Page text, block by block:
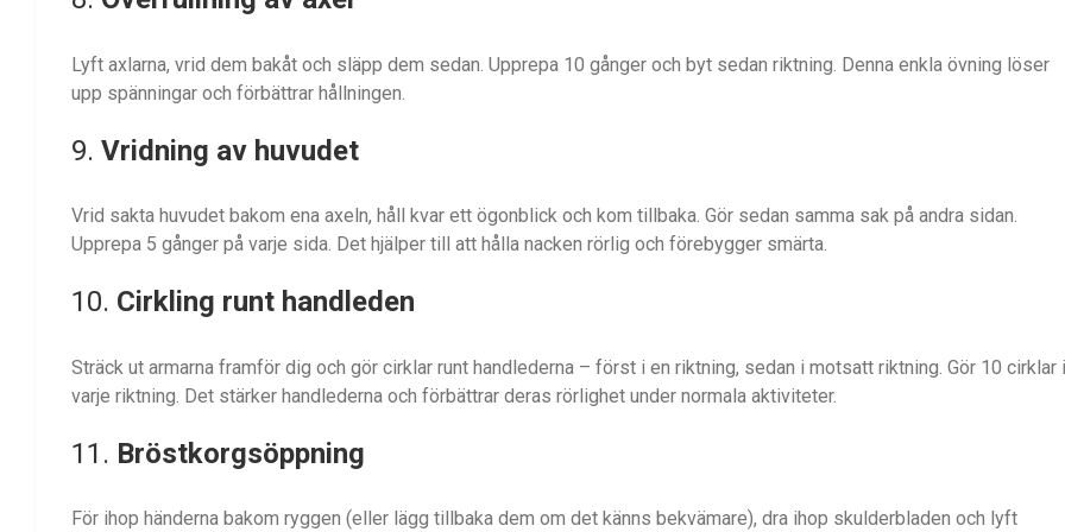
Lyft axlarna, vrid dem bakåt och släpp dem sedan. Upprepa 10 gånger och byt sedan riktning. Denna enkla övning löser
upp spänningar och förbättrar hållningen.
9. Vridning av huvudet
Vrid sakta huvudet bakom ena axeln, håll kvar ett ögonblick och kom tillbaka. Gör sedan samma sak på andra sidan.
Upprepa 5 gånger på varje sida. Det hjälper till att hålla nacken rörlig och förebygger smärta.
10. Cirkling runt handleden
Sträck ut armarna framför dig och gör cirklar runt handlederna – först i en riktning, sedan i motsatt riktning. Gör 10 cirklar i
varje riktning. Det stärker handlederna och förbättrar deras rörlighet under normala aktiviteter.
11. Bröstkorgsöppning
För ihop händerna bakom ryggen (eller lägg tillbaka dem om det känns bekvämare), dra ihop skulderbladen och lyft